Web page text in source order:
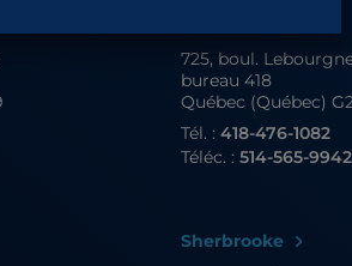
725, boul.
bureau 418
Québec (Québec)
Tél. : 418-476-1082
Téléc. : 514-565-9942
Sherbrooke